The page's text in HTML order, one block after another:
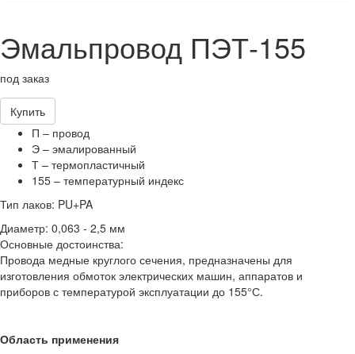
Эмальпровод ПЭТ-155
под заказ
Купить
П – провод
Э – эмалированный
Т – термопластичный
155 – температурный индекс
Тип лаков: PU+PA
Диаметр: 0,063 - 2,5 мм
Основные достоинства:
Провода медные круглого сечения, предназначены для
изготовления обмоток электрических машин, аппаратов и
приборов с температурой эксплуатации до 155°С.
Область применения